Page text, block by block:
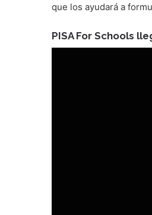
que los ayudará a
PISA For Schools